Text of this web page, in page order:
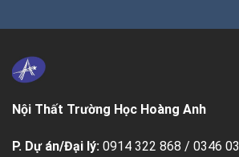
Nội Thất Trường Học Hoàng Anh
P. Dự án/Đại lý: 0914 322 868 /